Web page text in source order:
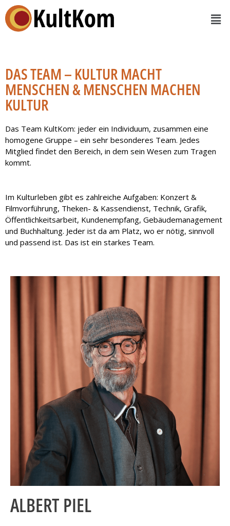
DAS TEAM – KULTUR MACHT
MENSCHEN & MENSCHEN MACHEN
KULTUR
Das Team KultKom: jeder ein Individuum, zusammen eine
homogene Gruppe – ein sehr besonderes Team. Jedes
Mitglied findet den Bereich, in dem sein Wesen zum Tragen
kommt.
Im Kulturleben gibt es zahlreiche Aufgaben: Konzert &
Filmvorführung, Theken- & Kassendienst, Technik, Grafik,
Öffentlichkeitsarbeit, Kundenempfang, Gebäudemanagement
und Buchhaltung. Jeder ist da am Platz, wo er nötig, sinnvoll
und passend ist. Das ist ein starkes Team.
ALBERT PIEL